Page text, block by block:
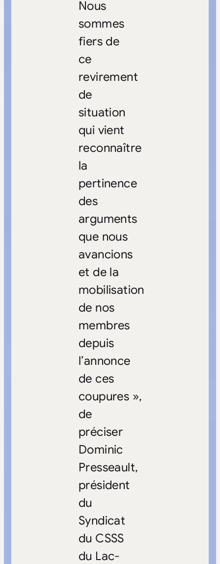
Nous
sommes
fiers de
ce
revirement
de
situation
qui vient
reconnaître
la
pertinence
des
arguments
que nous
avancions
et de la
mobilisation
de nos
membres
depuis
l’annonce
de ces
coupures »,
de
préciser
Dominic
Presseault,
président
du
Syndicat
du CSSS
du Lac-